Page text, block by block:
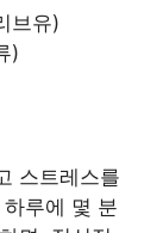
브유)
)
스트레스를
루에 몇 분